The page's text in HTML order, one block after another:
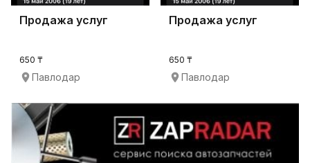
Продажа услуг
650 ₸
Павлодар
Продажа услуг
650 ₸
Павлодар